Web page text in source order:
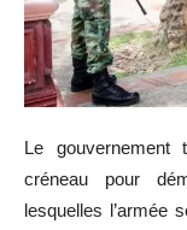
Le
créneau pour
lesquelles l’armée